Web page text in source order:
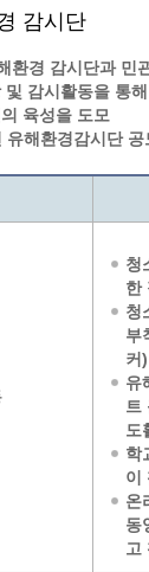
감시단
환경 감시단과 민
및 감시활동을 통
육성을 도모
유해환경감시단 공
청
한
청
부
커
유
트
도
학
이
온
동
고